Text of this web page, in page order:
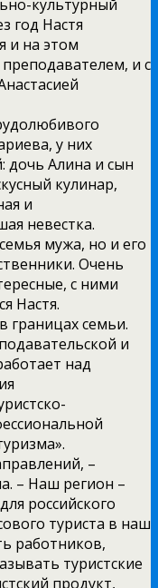
культурный
год Настя
и на этом
и с
у них
дочь Алина и сын
кулинар,
и
невестка.
мужа, но и его
Очень
с ними
Настя.
границах семьи.
и
над
–
– Наш регион –
российского
туриста в наш
работников,
туристские
продукт,